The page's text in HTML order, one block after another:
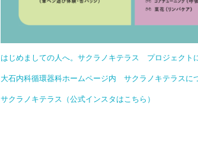
はじめましての人へ。サクラノキテラス プロジェクト
大石内科循環器科ホームページ内 サクラノキテラスに
サクラノキテラス（公式インスタはこちら）